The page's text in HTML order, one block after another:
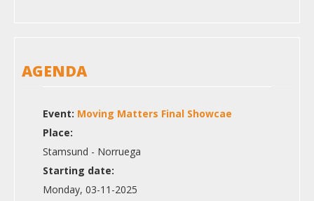
AGENDA
Event: Moving Matters Final Showcae
Place:
Stamsund - Norruega
Starting date:
Monday, 03-11-2025